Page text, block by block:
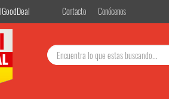
Contacto Conócenos